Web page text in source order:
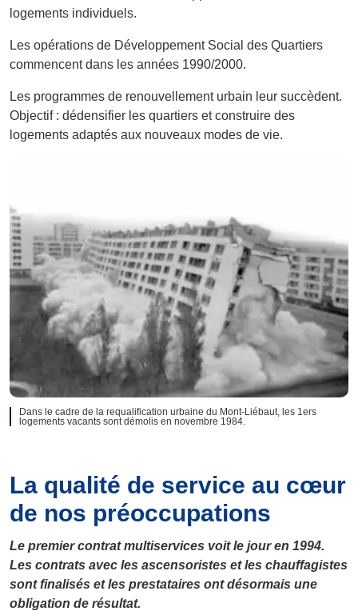
logements individuels.
Les opérations de Développement Social des Quartiers
commencent dans les années 1990/2000.
Les programmes de renouvellement urbain leur succèdent.
Objectif : dédensifier les quartiers et construire des
logements adaptés aux nouveaux modes de vie.
Dans le cadre de la requalification urbaine du Mont-Liébaut, les 1ers
logements vacants sont démolis en novembre 1984.
La qualité de service au cœur
de nos préoccupations
Le premier contrat multiservices voit le jour en 1994.
Les contrats avec les ascensoristes et les chauffagistes
sont finalisés et les prestataires ont désormais une
obligation de résultat.